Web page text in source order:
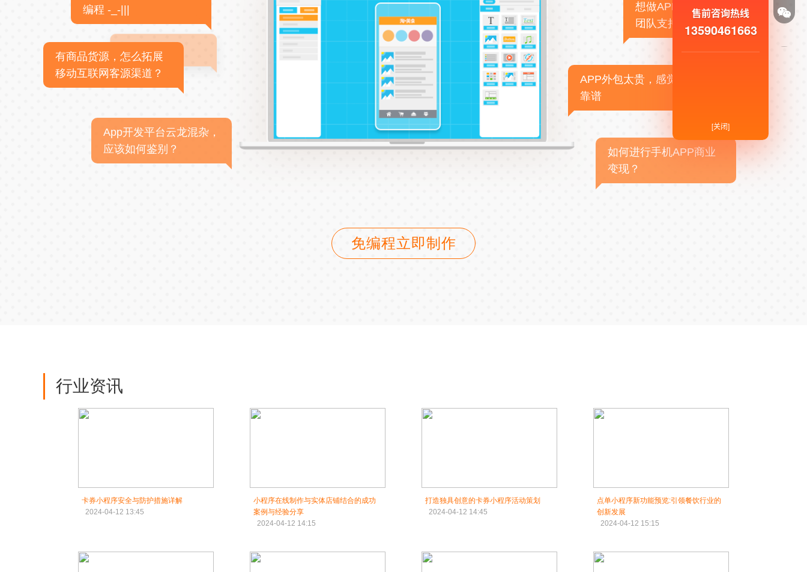
编程 -_-|||
有商品货源，怎么拓展
移动互联网客源渠道？
App开发平台云龙混杂，
应该如何鉴别？
想做APP，但没有技术
团队支持
APP外包太贵，感觉不
靠谱
如何进行手机APP商业
变现？
免编程立即制作
行业资讯
卡券小程序安全与防护措施详解
2024-04-12 13:45
小程序在线制作与实体店铺结合的成功
案例与经验分享
2024-04-12 14:15
打造独具创意的卡券小程序活动策划
2024-04-12 14:45
点单小程序新功能预览:引领餐饮行业的
创新发展
2024-04-12 15:15
售前咨询热线
13590461663
[关闭]